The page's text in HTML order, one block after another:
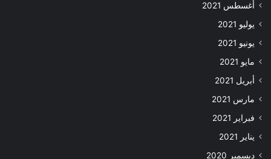
أغسطس 2021
يوليو 2021
يونيو 2021
مايو 2021
أبريل 2021
مارس 2021
فبراير 2021
يناير 2021
ديسمبر 2020